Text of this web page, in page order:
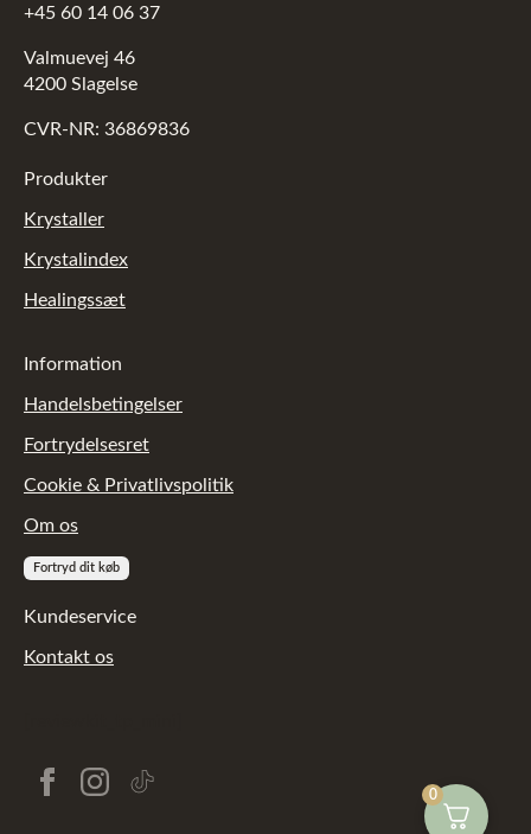
+45 60 14 06 37
Valmuevej 46
4200 Slagelse
CVR-NR: 36869836
Produkter
Krystaller
Krystalindex
Healingssæt
Information
Handelsbetingelser
Fortrydelsesret
Cookie & Privatlivspolitik
Om os
Fortryd dit køb
Kundeservice
Kontakt os
0